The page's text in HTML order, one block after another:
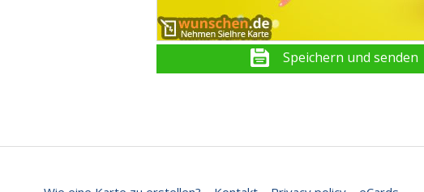
Speichern und senden